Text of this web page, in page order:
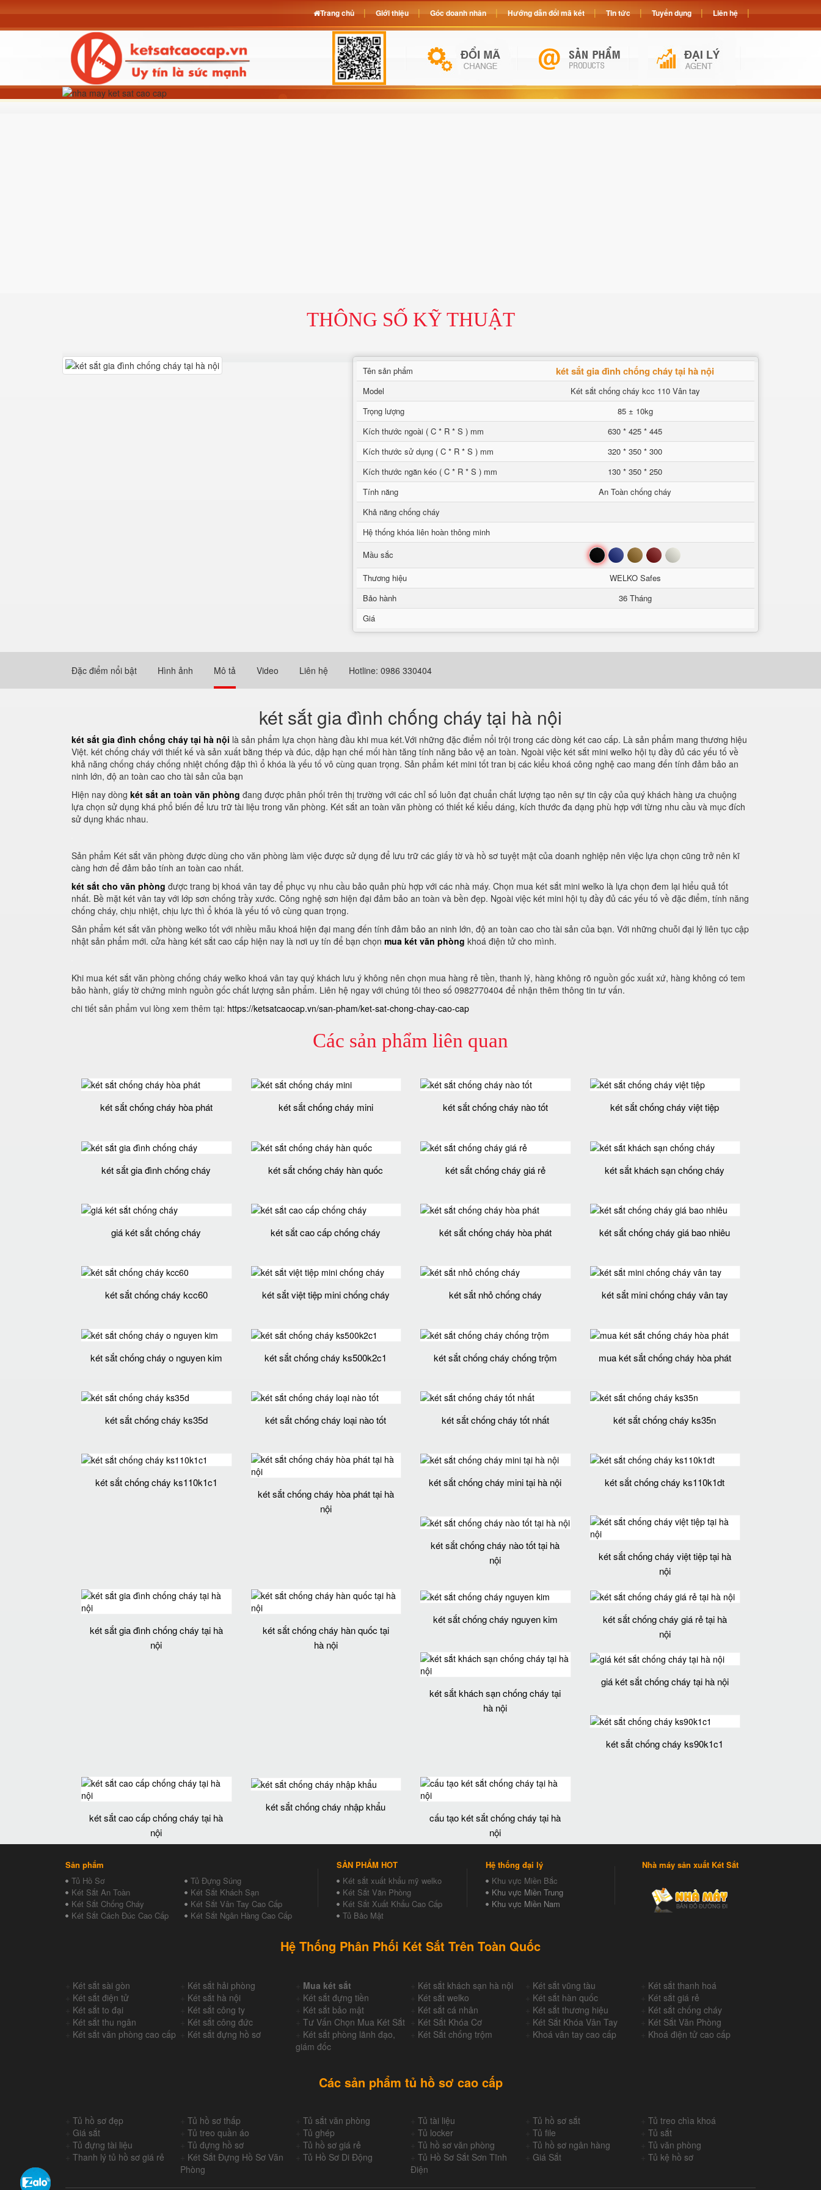
THÔNG SỐ KỸ THUẬT
Tên sản phẩm két sắt gia đình chống cháy tại hà nội
Model
Két sắt chống cháy kcc 110 Vân tay
Trọng lượng
85 ± 10kg
Kích thước ngoài ( C * R * S ) mm
630 * 425 * 445
Kích thước sử dụng ( C * R * S ) mm
320 * 350 * 300
Kích thước ngăn kéo ( C * R * S ) mm
130 * 350 * 250
Tính năng
An Toàn chống cháy
Khả năng chống cháy
Hệ thống khóa liên hoàn thông minh
Mầu sắc
Đen Xanh Nâu Đỏ Trắng
Thương hiệu
WELKO Safes
Bảo hành
36 Tháng
Giá
Đặc điểm nổi bật Hình ảnh Mô tả Video Liên hệ Hotline: 0986 330404
két sắt gia đình chống cháy tại hà nội
két sắt gia đình chống cháy tại hà nội là sản phẩm lựa chọn hàng đầu khi mua két.Với những đặc điểm nổi trội trong các dòng két cao cấp. Là sản phẩm mang thương hiệu
Việt. két chống cháy với thiết kế và sản xuất bằng thép và đúc, dập hạn chế mối hàn tăng tính năng bảo vệ an toàn. Ngoài việc két sắt mini welko hội tụ đầy đủ các yếu tố về
khả năng chống cháy chống nhiệt chống đập thì ổ khóa là yếu tố vô cùng quan trọng. Sản phẩm két mini tốt tran bị các kiểu khoá công nghệ cao mang đến tính đảm bảo an
ninh lớn, độ an toàn cao cho tài sản của bạn
Hiện nay dòng két sắt an toàn văn phòng đang được phân phối trên thị trường với các chỉ số luôn đạt chuẩn chất lượng tạo nên sự tin cậy của quý khách hàng ưa chuộng
lựa chọn sử dụng khá phổ biến để lưu trữ tài liệu trong văn phòng. Két sắt an toàn văn phòng có thiết kế kiểu dáng, kích thước đa dạng phù hợp với từng nhu cầu và mục đích
sử dụng khác nhau.
Sản phẩm Két sắt văn phòng được dùng cho văn phòng làm việc được sử dụng để lưu trữ các giấy tờ và hồ sơ tuyệt mật của doanh nghiệp nên việc lựa chọn cũng trở nên kĩ
càng hơn để đảm bảo tính an toàn cao nhất.
két sắt cho văn phòng được trang bị khoá vân tay để phục vụ nhu cầu bảo quản phù hợp với các nhà máy. Chọn mua két sắt mini welko là lựa chọn đem lại hiểu quả tốt
nhất. Bề mặt két vân tay với lớp sơn chống trầy xước. Công nghệ sơn hiện đại đảm bảo an toàn và bền đẹp. Ngoài việc két mini hội tụ đầy đủ các yếu tố về đặc điểm, tính năng
chống cháy, chịu nhiệt, chịu lực thì ổ khóa là yếu tố vô cùng quan trọng.
Sản phẩm két sắt văn phòng welko tốt với nhiều mẫu khoá hiện đại mang đến tính đảm bảo an ninh lớn, độ an toàn cao cho tài sản của bạn. Với những chuỗi đại lý liên tục cập
nhật sản phẩm mới. cửa hàng két sắt cao cấp hiện nay là nơi uy tín để bạn chọn mua két văn phòng khoá điện tử cho mình.
Khi mua két sắt văn phòng chống cháy welko khoá vân tay quý khách lưu ý không nên chọn mua hàng rẻ tiền, thanh lý, hàng không rõ nguồn gốc xuất xứ, hàng không có tem
bảo hành, giấy tờ chứng minh nguồn gốc chất lượng sản phẩm. Liên hệ ngay với chúng tôi theo số 0982770404 để nhận thêm thông tin tư vấn.
chi tiết sản phẩm vui lòng xem thêm tại: https://ketsatcaocap.vn/san-pham/ket-sat-chong-chay-cao-cap
Các sản phẩm liên quan
két sắt chống cháy hòa phát két sắt chống cháy mini két sắt chống cháy nào tốt két sắt chống cháy việt tiệp
két sắt gia đình chống cháy két sắt chống cháy hàn quốc két sắt chống cháy giá rẻ két sắt khách sạn chống cháy
giá két sắt chống cháy két sắt cao cấp chống cháy két sắt chống cháy hòa phát két sắt chống cháy giá bao nhiêu
két sắt chống cháy kcc60 két sắt việt tiệp mini chống cháy két sắt nhỏ chống cháy két sắt mini chống cháy vân tay
két sắt chống cháy o nguyen kim két sắt chống cháy ks500k2c1 két sắt chống cháy chống trộm mua két sắt chống cháy hòa phát
két sắt chống cháy ks35d két sắt chống cháy loại nào tốt két sắt chống cháy tốt nhất két sắt chống cháy ks35n
két sắt chống cháy ks110k1c1
két sắt chống cháy hòa phát tại hà
nội
két sắt chống cháy mini tại hà nội két sắt chống cháy ks110k1dt
két sắt chống cháy nào tốt tại hà
nội
két sắt chống cháy việt tiệp tại hà
nội
két sắt gia đình chống cháy tại hà
nội
két sắt chống cháy hàn quốc tại
hà nội
két sắt chống cháy nguyen kim
két sắt chống cháy giá rẻ tại hà
nội
két sắt khách sạn chống cháy tại
hà nội
giá két sắt chống cháy tại hà nội
két sắt chống cháy ks90k1c1
két sắt cao cấp chống cháy tại hà
nội
két sắt chống cháy nhập khẩu
cấu tạo két sắt chống cháy tại hà
nội
Sản phẩm
Tủ Hồ Sơ
Tủ Đựng Súng
Két Sắt An Toàn
Két Sắt Khách Sạn
Két Sắt Chống Cháy
Két Sắt Vân Tay Cao Cấp
Két Sắt Cách Đúc Cao Cấp
Két Sắt Ngân Hàng Cao Cấp
SẢN PHẨM HOT
Két sắt xuất khẩu mỹ welko
Két Sắt Văn Phòng
Két Sắt Xuất Khẩu Cao Cấp
Tủ Bảo Mật
Hệ thống đại lý
Khu vực Miền Bắc
Khu vực Miền Trung
Khu vực Miền Nam
Nhà máy sản xuất Két Sắt
Hệ Thống Phân Phối Két Sắt Trên Toàn Quốc
Két sắt sài gòn Két sắt hải phòng Mua két sắt Két sắt khách sạn hà nội Két sắt vũng tàu
Két sắt thanh hoá
Két sắt điện tử Két sắt hà nội Két sắt đựng tiền Két sắt welko Két sắt hàn quốc
Két sắt giá rẻ
Két sắt to đại Két sắt công ty Két sắt bảo mật Két sắt cá nhân Két sắt thương hiệu
Két sắt chống cháy
Két sắt thu ngân Két sắt công đức Tư Vấn Chọn Mua Két Sắt Két Sắt Khóa Cơ Két Sắt Khóa Vân Tay
Két Sắt Văn Phòng
Két sắt văn phòng cao cấp Két sắt đựng hồ sơ
Két sắt phòng lãnh đạo,
giám đốc
Két Sắt chống trộm Khoá vân tay cao cấp Khoá điện tử cao cấp
Các sản phẩm tủ hồ sơ cao cấp
Tủ hồ sơ đẹp +Tủ hồ sơ thấp Tủ sắt văn phòng Tủ tài liệu +Tủ hồ sơ sắt
Tủ treo chìa khoá
Giá sắt +Tủ treo quần áo Tủ ghép Tủ locker +Tủ file
Tủ sắt
Tủ đựng tài liệu +Tủ đựng hồ sơ Tủ hồ sơ giá rẻ Tủ hồ sơ văn phòng +Tủ hồ sơ ngân hàng
Tủ văn phòng
Thanh lý tủ hồ sơ giá rẻ
Két Sắt Đựng Hồ Sơ Văn
Phòng
Tủ Hồ Sơ Di Động
Tủ Hồ Sơ Sắt Sơn Tĩnh
Điện
+Giá Sắt Tủ kệ hồ sơ
Trang chủ Giới thiệu Góc doanh nhân Hướng dẫn đổi mã két Tin tức Tuyển dụng Liên hệ